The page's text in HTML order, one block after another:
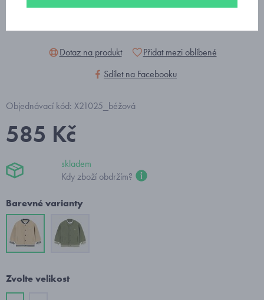
Dotaz na produkt
Přidat mezi oblíbené
Sdílet na Facebooku
Objednávací kód: X21025_béžová
585 Kč
skladem
Kdy zboží obdržím?
Barevné varianty
Zvolte velikost